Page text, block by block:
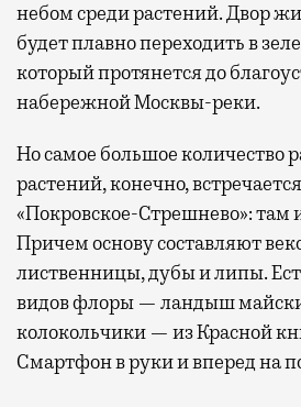
небом среди растений. Двор
будет плавно переходить в
который протянется до
набережной Москвы-реки.
Но самое большое количество
растений, конечно,
«Покровское-Стрешнево»: там
Причем основу составляют
лиственницы, дубы и липы.
видов флоры — ландыш
колокольчики — из Красной
Смартфон в руки и вперед на